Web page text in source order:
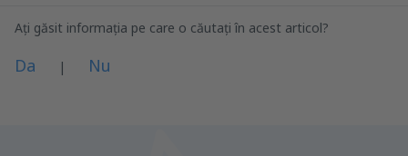
Ați găsit informația pe care o căutați în acest articol?
Da | Nu